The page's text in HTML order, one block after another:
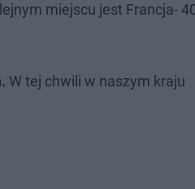
miejscu jest Francja-
W tej chwili w naszym kraju